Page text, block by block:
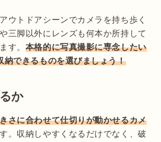
ウトドアシーンでカメラを持ち歩く
三脚以外にレンズも何本か所持して
す。 本格的に写真撮影に専念したい
納できるものを選びましょう！
か
さに合わせて仕切りが動かせるカメ
。収納しやすくなるだけでなく、破